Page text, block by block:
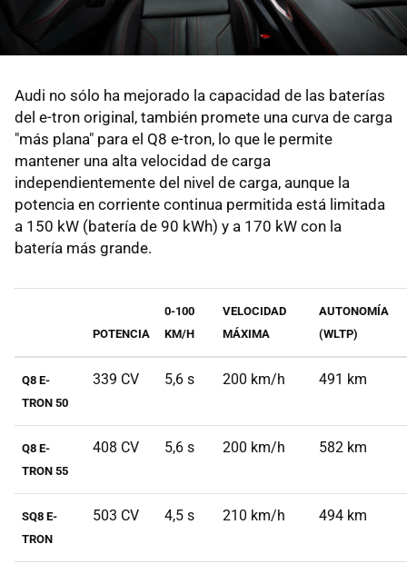
Audi no sólo ha mejorado la capacidad de las baterías
del e-tron original, también promete una curva de carga
"más plana" para el Q8 e-tron, lo que le permite
mantener una alta velocidad de carga
independientemente del nivel de carga, aunque la
potencia en corriente continua permitida está limitada
a 150 kW (batería de 90 kWh) y a 170 kW con la
batería más grande.
POTENCIA
0-100
KM/H
VELOCIDAD
MÁXIMA
AUTONOMÍA
(WLTP)
Q8 E-
TRON 50
339 CV 5,6 s 200 km/h 491 km
Q8 E-
TRON 55
408 CV 5,6 s 200 km/h 582 km
SQ8 E-
TRON
503 CV 4,5 s 210 km/h 494 km